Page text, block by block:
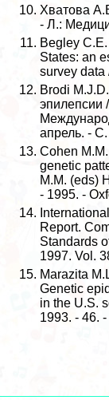
Хватова
- Л.:
Begley
States: an
survey data
Brodi
апрель. -
Cohen
genetic
M.M. (eds)
- 1995. -
Report.
Standards
1997. Vol.
Marazita
Genetic
in the U.S.
1993. - 46.